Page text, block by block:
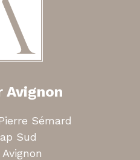
Avignon
Sémard
Sud